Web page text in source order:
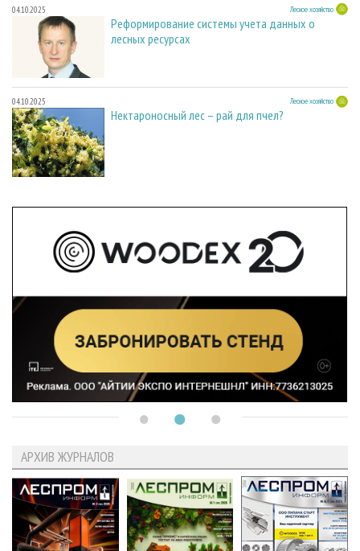
04.10.2025 Лесное хозяйство
Реформирование системы учета данных о
лесных ресурсах
04.10.2025 Лесное хозяйство
Нектароносный лес – рай для пчел?
АРХИВ ЖУРНАЛОВ